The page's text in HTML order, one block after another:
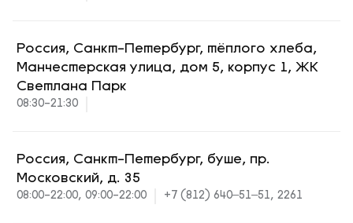
Россия, Санкт-Петербург, тёплого хлеба,
Манчестерская улица, дом 5, корпус 1, ЖК
Светлана Парк
08:30-21:30
Россия, Санкт-Петербург, буше, пр.
Московский, д. 35
08:00-22:00, 09:00-22:00 +7 (812) 640‒51‒51, 2261